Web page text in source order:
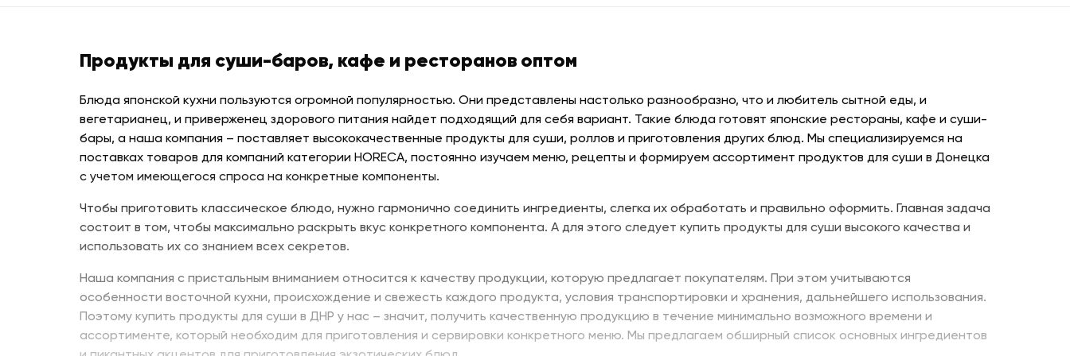
Продукты для суши-баров, кафе и ресторанов оптом
Блюда японской кухни пользуются огромной популярностью. Они представлены настолько разнообразно, что и любитель сытной еды, и
вегетарианец, и приверженец здорового питания найдет подходящий для себя вариант. Такие блюда готовят японские рестораны, кафе и суши-
бары, а наша компания – поставляет высококачественные продукты для суши, роллов и приготовления других блюд. Мы специализируемся на
поставках товаров для компаний категории HORECA, постоянно изучаем меню, рецепты и формируем ассортимент продуктов для суши в Донецка
с учетом имеющегося спроса на конкретные компоненты.
Чтобы приготовить классическое блюдо, нужно гармонично соединить ингредиенты, слегка их обработать и правильно оформить. Главная задача
состоит в том, чтобы максимально раскрыть вкус конкретного компонента. А для этого следует купить продукты для суши высокого качества и
использовать их со знанием всех секретов.
Наша компания с пристальным вниманием относится к качеству продукции, которую предлагает покупателям. При этом учитываются
особенности восточной кухни, происхождение и свежесть каждого продукта, условия транспортировки и хранения, дальнейшего использования.
Поэтому купить продукты для суши в ДНР у нас – значит, получить качественную продукцию в течение минимально возможного времени и
ассортименте, который необходим для приготовления и сервировки конкретного меню. Мы предлагаем обширный список основных ингредиентов